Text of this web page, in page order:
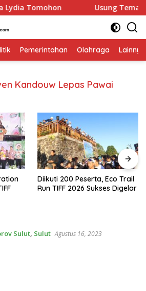
Tomohon Usung Tema
Pemerintahan Olahraga Lainnya
Kandouw Lepas Pawai
Diikuti 200 Peserta, Eco Trail
Run TIFF 2026 Sukses Digelar
Sulut, Sulut Agustus 16, 2023